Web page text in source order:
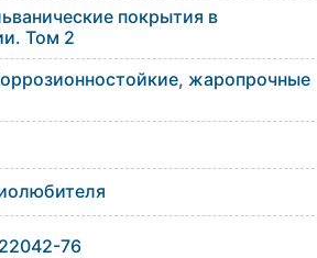
покрытия в
Том 2
жаропрочные
76